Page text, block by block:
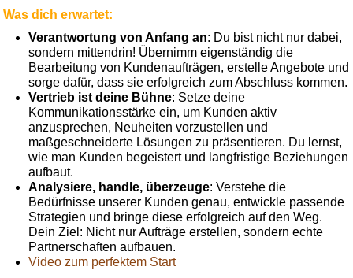
Was dich erwartet:
Verantwortung von Anfang an: Du bist nicht nur dabei,
sondern mittendrin! Übernimm eigenständig die
Bearbeitung von Kundenaufträgen, erstelle Angebote und
sorge dafür, dass sie erfolgreich zum Abschluss kommen.
Vertrieb ist deine Bühne: Setze deine
Kommunikationsstärke ein, um Kunden aktiv
anzusprechen, Neuheiten vorzustellen und
maßgeschneiderte Lösungen zu präsentieren. Du lernst,
wie man Kunden begeistert und langfristige Beziehungen
aufbaut.
Analysiere, handle, überzeuge: Verstehe die
Bedürfnisse unserer Kunden genau, entwickle passende
Strategien und bringe diese erfolgreich auf den Weg.
Dein Ziel: Nicht nur Aufträge erstellen, sondern echte
Partnerschaften aufbauen.
Video zum perfektem Start